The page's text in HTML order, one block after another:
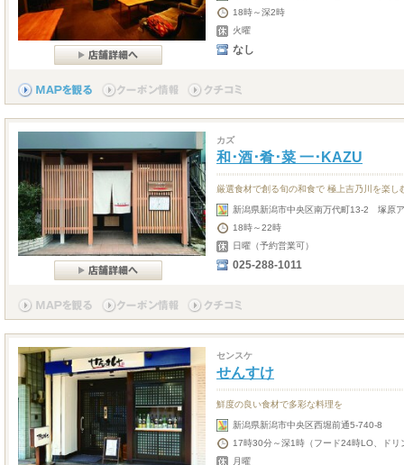
18時～深2時
火曜
なし
カズ
和･酒･肴･菜 一･KAZU
厳選食材で創る旬の和食で 極上吉乃川を楽し
新潟県新潟市中央区南万代町13-2 塚原
18時～22時
日曜（予約営業可）
025-288-1011
センスケ
せんすけ
鮮度の良い食材で多彩な料理を
新潟県新潟市中央区西堀前通5-740-8
17時30分～深1時（フード24時LO、ド
月曜